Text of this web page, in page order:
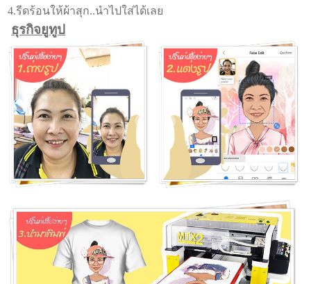
4.รีดร้อนให้ผ้าสุก..นำไปใส่ได้เลย
ธุรกิจยูทูป